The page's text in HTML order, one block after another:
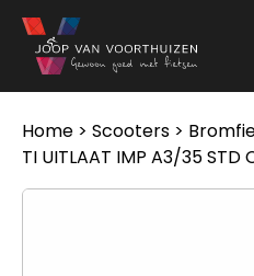
Ga naar de inhoud
Home > Scooters >
TI UITLAAT IMP A3/35 STD